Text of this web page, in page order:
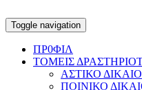
Toggle navigation
ΠΡ0ΦΙΛ
ΤΟΜΕΙΣ
ΑΣΤΙΚΟ ΔΙΚΑΙΟ
ΠΟΙΝΙΚΟ